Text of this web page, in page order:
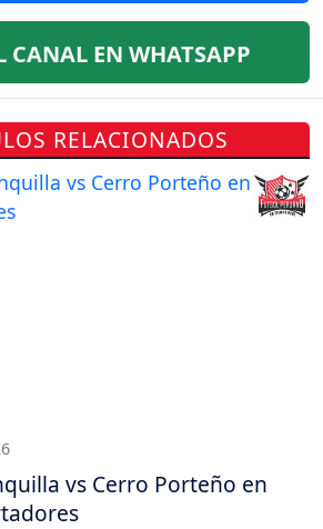
CANAL EN WHATSAPP
RELACIONADOS
vs Cerro Porteño en